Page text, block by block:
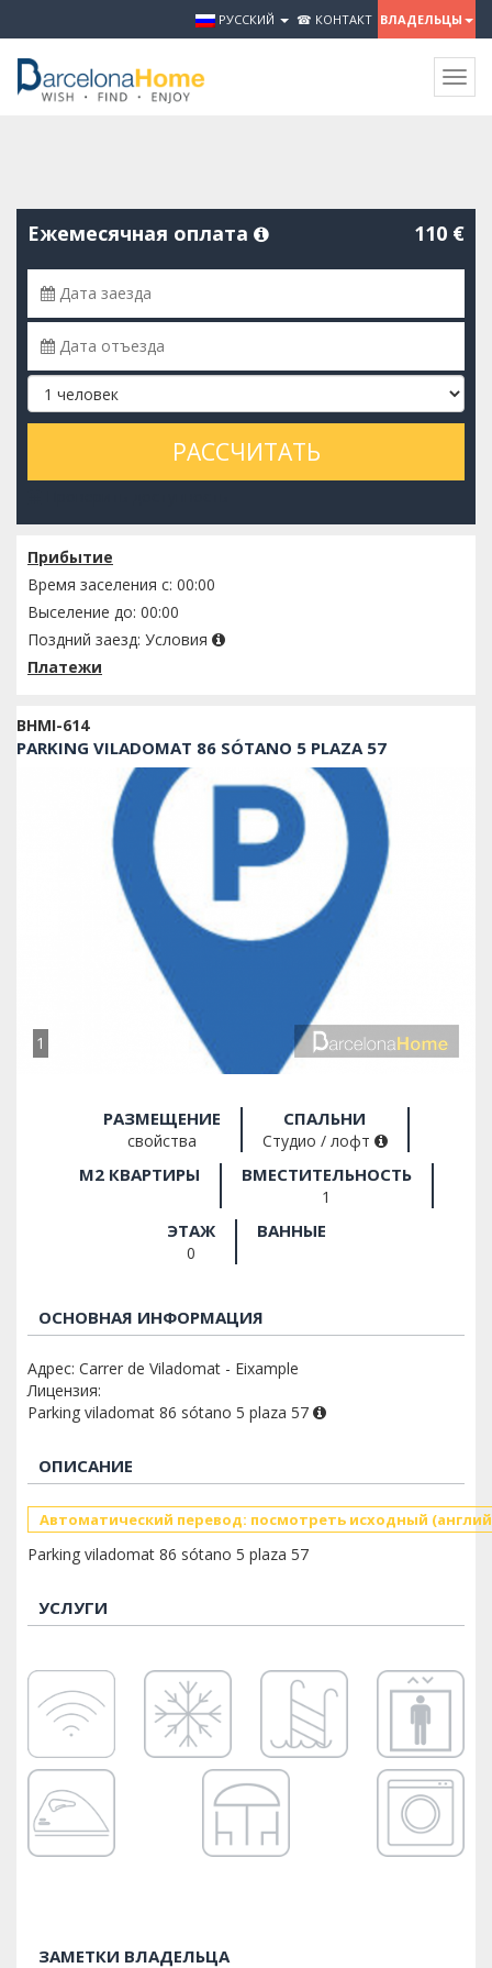
РУССКИЙ ☎ КОНТАКТ ВЛАДЕЛЬЦЫ
Ежемесячная оплата 110 €
РАССЧИТАТЬ
Прибытие
Время заселения с: 00:00
Выселение до: 00:00
Поздний заезд: Условия
Платежи
BHMI-614
PARKING VILADOMAT 86 SÓTANO 5 PLAZA 57
1
РАЗМЕЩЕНИЕ
свойства
СПАЛЬНИ
Студио / лофт
M2 КВАРТИРЫ ВМЕСТИТЕЛЬНОСТЬ
1
ЭТАЖ
0
ВАННЫЕ
ОСНОВНАЯ ИНФОРМАЦИЯ
Адрес: Carrer de Viladomat - Eixample
Лицензия:
Parking viladomat 86 sótano 5 plaza 57
ОПИСАНИЕ
Автоматический перевод: посмотреть исходный
Parking viladomat 86 sótano 5 plaza 57
УСЛУГИ
ЗАМЕТКИ ВЛАДЕЛЬЦА